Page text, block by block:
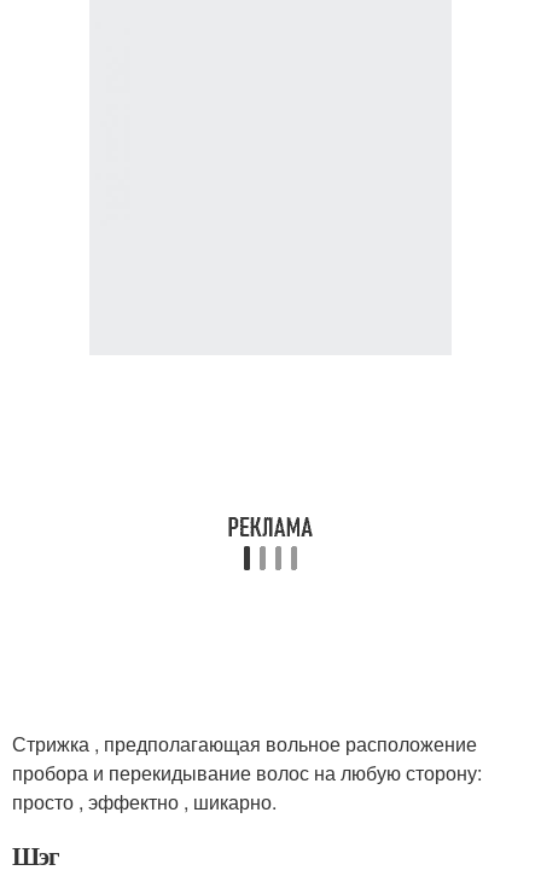
Стрижка , предполагающая вольное расположение
пробора и перекидывание волос на любую сторону:
просто , эффектно , шикарно.
Шэг